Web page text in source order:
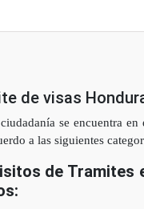
de visas
se encuentra
a las siguientes
de Tramites